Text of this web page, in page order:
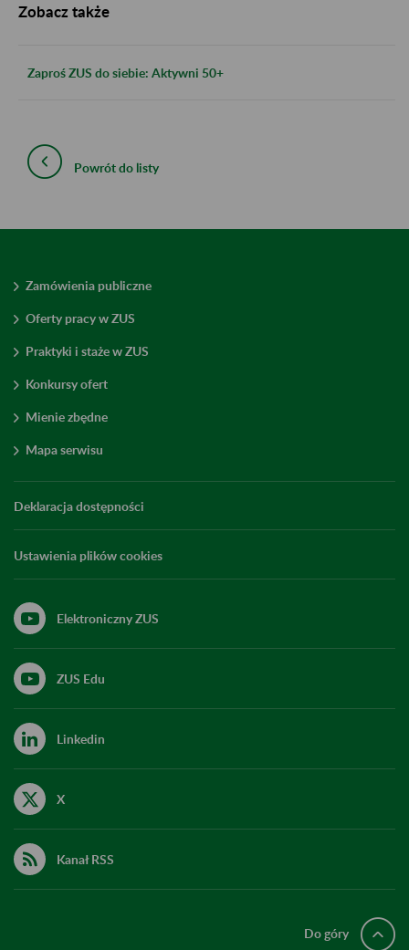
Zobacz także
Zaproś ZUS do siebie: Aktywni 50+
Powrót do listy
Zamówienia publiczne
Oferty pracy w ZUS
Praktyki i staże w ZUS
Konkursy ofert
Mienie zbędne
Mapa serwisu
Deklaracja dostępności
Ustawienia plików cookies
Elektroniczny ZUS
ZUS Edu
Linkedin
X
Kanał RSS
Do góry